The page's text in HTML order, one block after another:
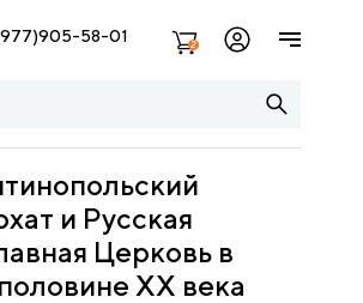
58-01 2
и Русская
Церковь в
XX века